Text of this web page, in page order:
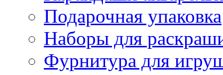
Подарочная упаковка
Наборы для
Фурнитура для